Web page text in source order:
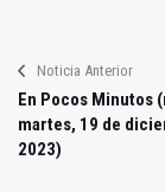
Noticia Anterior
En Pocos Minutos
martes, 19 de
2023)